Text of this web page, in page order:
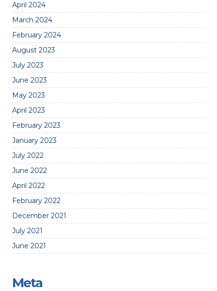
April 2024
March 2024
February 2024
August 2023
July 2023
June 2023
May 2023
April 2023
February 2023
January 2023
July 2022
June 2022
April 2022
February 2022
December 2021
July 2021
June 2021
Meta